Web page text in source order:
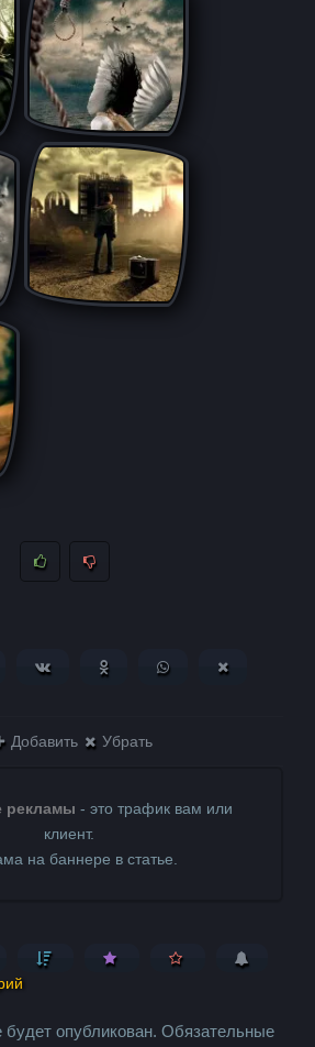
ссылку в Telegram
Поделиться ВКонтактеПоделиться в
Поделиться в
Добавить Убрать
рекламы - это трафик вам или
клиент.
на баннере в статье.
опубликован. Обязательные